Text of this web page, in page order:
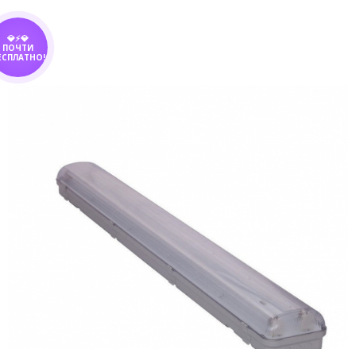
💎⚡💎
ПОЧТИ